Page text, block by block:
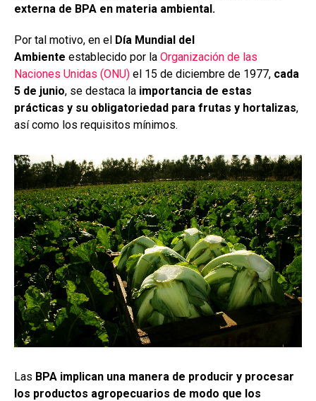
externa de BPA en materia ambiental.
Por tal motivo, en el Día Mundial del
Ambiente establecido por la Organización de las
Naciones Unidas (ONU) el 15 de diciembre de 1977, cada
5 de junio, se destaca la importancia de estas
prácticas y su obligatoriedad para frutas y hortalizas,
así como los requisitos mínimos.
Las BPA implican una manera de producir y procesar
los productos agropecuarios de modo que los